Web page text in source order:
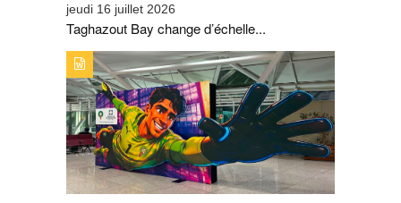
jeudi 16 juillet 2026
Taghazout Bay change d’échelle...
TYPE DE PUBLICATION : A_LA_UNETITRE : AIRPORTS
OF MOROCCO MOBILISÉ POUR ACCOMPAGNER LES
GRANDS DÉPARTS DES SUPPORTERS DES LIONS DE
L’ATLAS